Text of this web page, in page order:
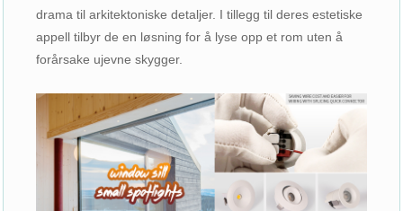
drama til arkitektoniske detaljer. I tillegg til deres estetiske
appell tilbyr de en løsning for å lyse opp et rom uten å
forårsake ujevne skygger.